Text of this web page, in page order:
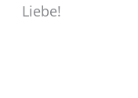
Liebe!